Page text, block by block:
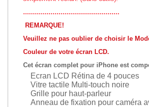
.................................................
REMARQUE!
Veuillez ne pas oublier de choisir le
Couleur de votre écran LCD.
Cet écran complet pour iPhone est
Ecran LCD Rétina de 4 pouces
Vitre tactile Multi-touch noire
Grille pour haut-parleur
Anneau de fixation pour caméra